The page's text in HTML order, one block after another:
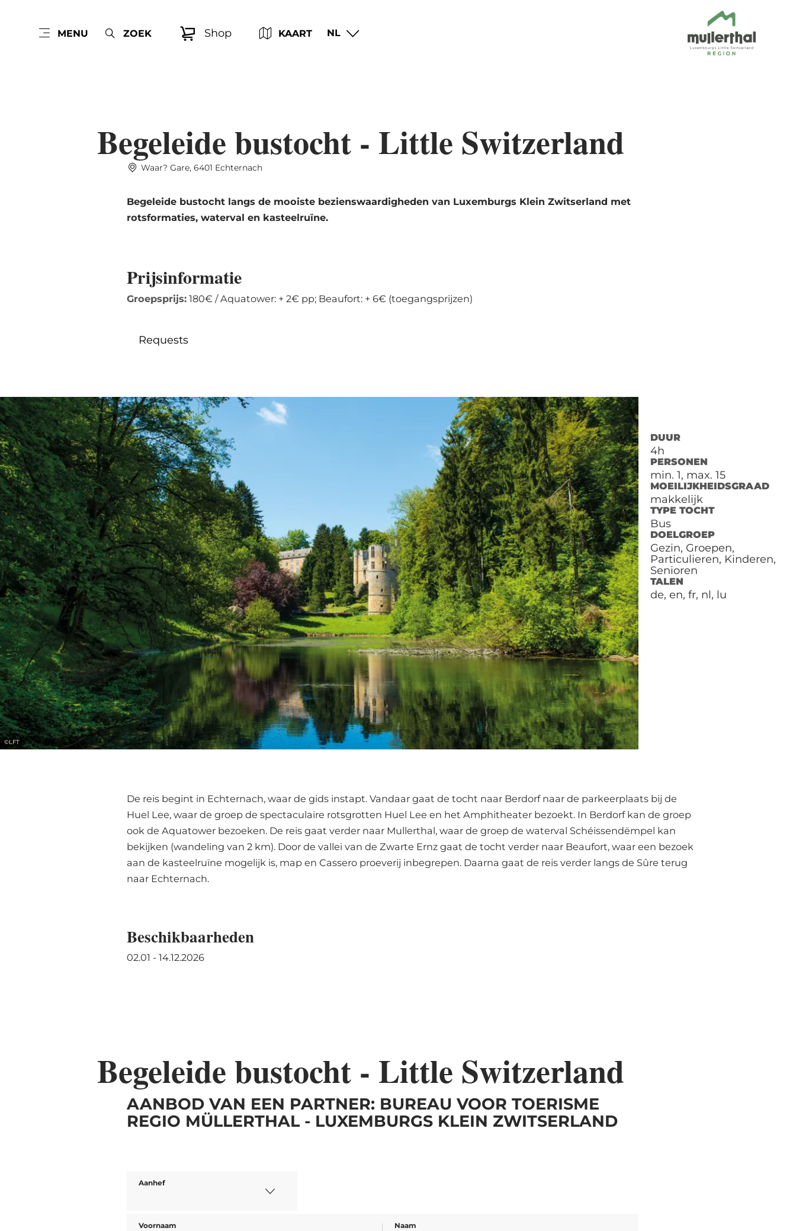
MENU ZOEK Shop KAART NL
Begeleide bustocht - Little Switzerland
Waar? Gare, 6401 Echternach
Begeleide bustocht langs de mooiste bezienswaardigheden van Luxemburgs Klein Zwitserland met
rotsformaties, waterval en kasteelruïne.
Prijsinformatie
Groepsprijs: 180€ / Aquatower: + 2€ pp; Beaufort: + 6€ (toegangsprijzen)
Requests
©LFT
DUUR
4h
PERSONEN
min. 1, max. 15
MOEILIJKHEIDSGRAAD
makkelijk
TYPE TOCHT
Bus
DOELGROEP
Gezin, Groepen,
Particulieren, Kinderen,
Senioren
TALEN
de, en, fr, nl, lu
De reis begint in Echternach, waar de gids instapt. Vandaar gaat de tocht naar Berdorf naar de parkeerplaats bij de
Huel Lee, waar de groep de spectaculaire rotsgrotten Huel Lee en het Amphitheater bezoekt. In Berdorf kan de groep
ook de Aquatower bezoeken. De reis gaat verder naar Mullerthal, waar de groep de waterval Schéissendëmpel kan
bekijken (wandeling van 2 km). Door de vallei van de Zwarte Ernz gaat de tocht verder naar Beaufort, waar een bezoek
aan de kasteelruïne mogelijk is, map en Cassero proeverij inbegrepen. Daarna gaat de reis verder langs de Sûre terug
naar Echternach.
Beschikbaarheden
02.01 - 14.12.2026
Begeleide bustocht - Little Switzerland
AANBOD VAN EEN PARTNER: BUREAU VOOR TOERISME
REGIO MÜLLERTHAL - LUXEMBURGS KLEIN ZWITSERLAND
Aanhef
Voornaam Naam